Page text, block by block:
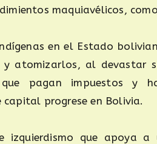
maquiavélicos,
en el Estado
atomizarlos, al devastar
que pagan impuestos y
capital progrese en Bolivia.
izquierdismo que apoya